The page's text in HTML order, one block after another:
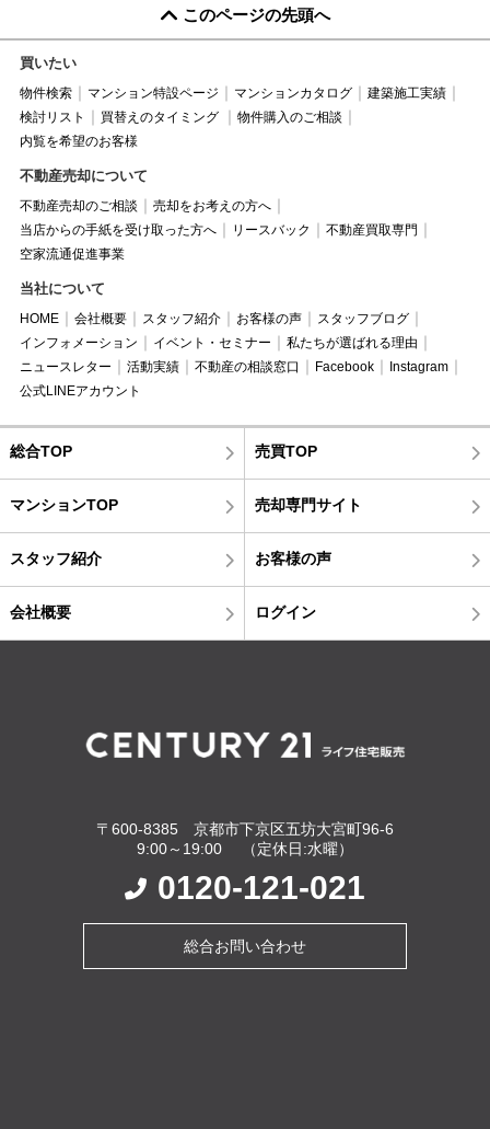
このページの先頭へ
買いたい
物件検索 マンション特設ページ マンションカタログ
建築施工実績
検討リスト
買替えのタイミング
物件購入のご相談
内覧を希望のお客様
不動産売却について
不動産売却のご相談
売却をお考えの方へ
当店からの手紙を受け取った方へ
リースバック
不動産買取専門
空家流通促進事業
当社について
HOME 会社概要 スタッフ紹介 お客様の声
スタッフブログ
インフォメーション
イベント・セミナー
私たちが選ばれる理由
ニュースレター
活動実績 不動産の相談窓口 Facebook
Instagram
公式LINEアカウント
総合TOP 売買TOP
マンションTOP 売却専門サイト
スタッフ紹介 お客様の声
会社概要 ログイン
〒600-8385 京都市下京区五坊大宮町96-6
9:00～19:00 （定休日:水曜）
0120-121-021
総合お問い合わせ